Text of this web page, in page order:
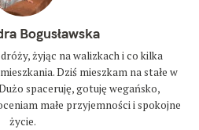
Bogusławska
żyjąc na walizkach i co kilka
Dziś mieszkam na stałe w
spaceruję, gotuję wegańsko,
małe przyjemności i spokojne
życie.